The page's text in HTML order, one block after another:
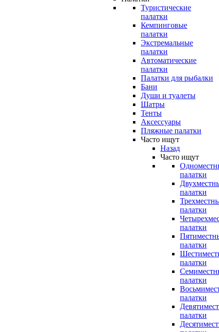
Туристические
палатки
Кемпинговые
палатки
Экстремальные
палатки
Автоматические
палатки
Палатки для рыбалки
Бани
Души и туалеты
Шатры
Тенты
Аксессуары
Пляжные палатки
Часто ищут
Назад
Часто ищут
палатки
палатки
палатки
палатки
палатки
палатки
палатки
палатки
палатки